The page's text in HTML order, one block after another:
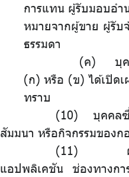
การแทน ผู้รับมอบอ
หมายจากผู้ขาย ผู้รับ
ธรรมดา
(ค) บุคค
(ก) หรือ (ข) ได้เปิด
ทราบ
บุคคลซึ่
สัมมนา หรือกิจกรรมของก
ผู้เข้า
แอปพลิเคชัน ช่องทางก